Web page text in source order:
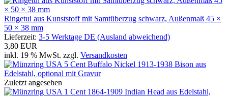
Ringetui aus Kunststoff mit Samtüberzug schwarz, Außenmaß 45 ×
50 × 38 mm
Lieferzeit: 3-5 Werktage DE (Ausland abweichend)
3,80 EUR
inkl. 19 % MwSt. zzgl. Versandkosten
Zuletzt angesehen